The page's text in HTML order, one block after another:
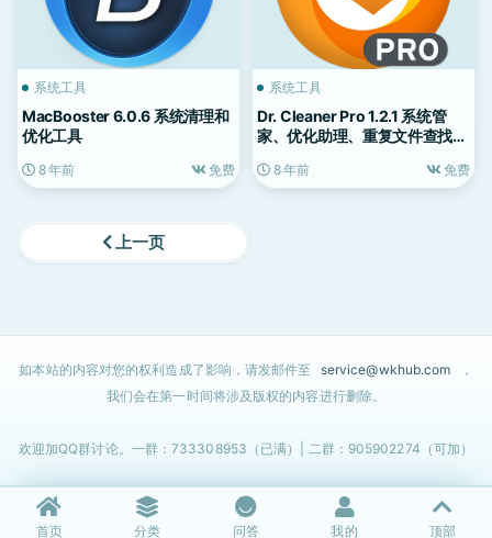
系统工具
MacBooster 6.0.6 系统清理和
优化工具
8 年前 免费
系统工具
Dr. Cleaner Pro 1.2.1 系统管
家、优化助理、重复文件查找、
8 年前 免费
上一页
如本站的内容对您的权利造成了影响，请发邮件至 service@wkhub.com
，
我们会在第一时间将涉及版权的内容进行删除。
欢迎加QQ群讨论。一群：733308953（已满）| 二群：905902274（可加）
首页 分类 问答 我的 顶部